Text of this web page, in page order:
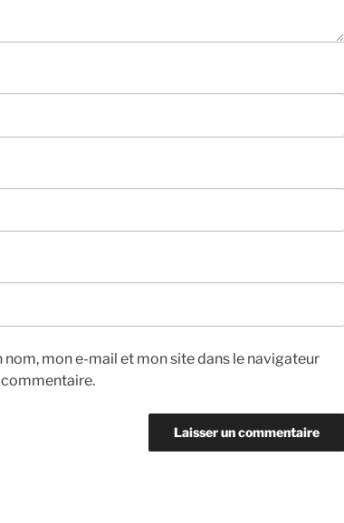
mon e-mail et mon site dans le navigateur